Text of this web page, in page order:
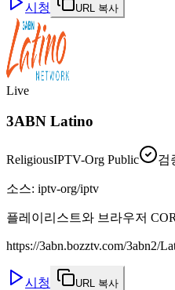
시청 URL 복사
Live
3ABN Latino
ReligiousIPTV-Org Public 검
소스: iptv-org/iptv
플레이리스트와 브라우저
https://3abn.bozztv.com/3abn2/
시청 URL 복사